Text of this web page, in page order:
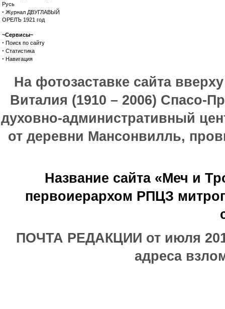
Русь
· Журнал ДВУГЛАВЫЙ
ОРЕЛЪ 1921 год
~Сервисы~
· Поиск по сайту
· Статистика
· Навигация
На фотозаставке сайта
Виталия (1910 – 2006) Спасо-
духовно-административный
от деревни Мансонвилль,
Название сайта «Меч и
первоиерархом РПЦЗ
ПОЧТА РЕДАКЦИИ от июля
адреса